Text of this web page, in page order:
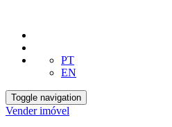
PT
EN
Toggle navigation
Vender imóvel